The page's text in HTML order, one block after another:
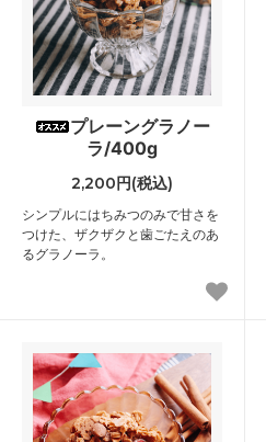
プレーングラノー
ラ/400g
2,200円(税込)
シンプルにはちみつのみで甘さを
つけた、ザクザクと歯ごたえのあ
るグラノーラ。